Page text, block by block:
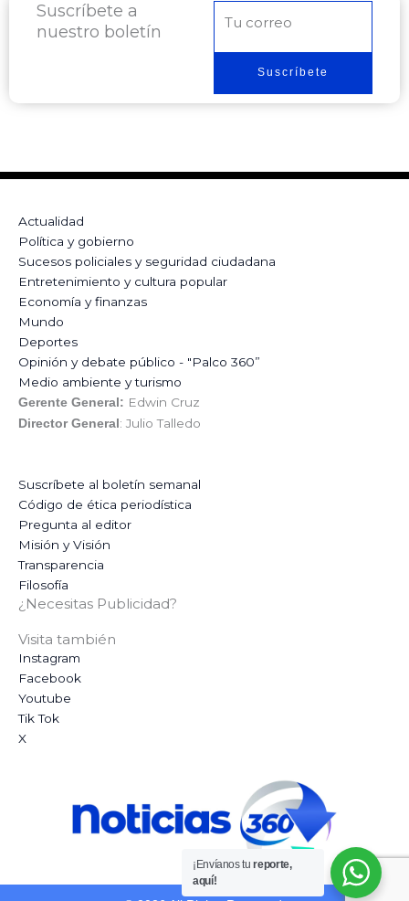
Suscríbete a
nuestro boletín
electrónico
Suscríbete
Actualidad
Política y gobierno
Sucesos policiales y seguridad ciudadana
Entretenimiento y cultura popular
Economía y finanzas
Mundo
Deportes
Opinión y debate público - "Palco 360”
Medio ambiente y turismo
Gerente General: Edwin Cruz
Director General : Julio Talledo
Suscríbete al boletín semanal
Código de ética periodística
Pregunta al editor
Misión y Visión
Transparencia
Filosofía
¿Necesitas Publicidad?
Visita también
Instagram
Facebook
Youtube
Tik Tok
X
¡Envíanos tureporte,
aquí!